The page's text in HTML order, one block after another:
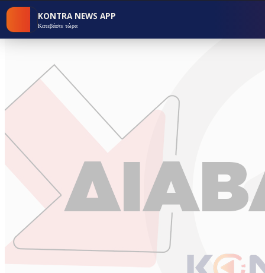
KONTRA NEWS APP
Κατεβάστε τώρα